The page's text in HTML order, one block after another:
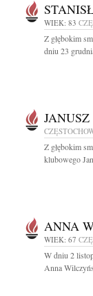
WIEK: 83
Z głębokim
dniu 23
Z głębokim
klubowego
ANNA
WIEK: 67
W dniu 2
Anna